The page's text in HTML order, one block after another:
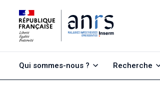
Qui sommes-nous ? Recherche